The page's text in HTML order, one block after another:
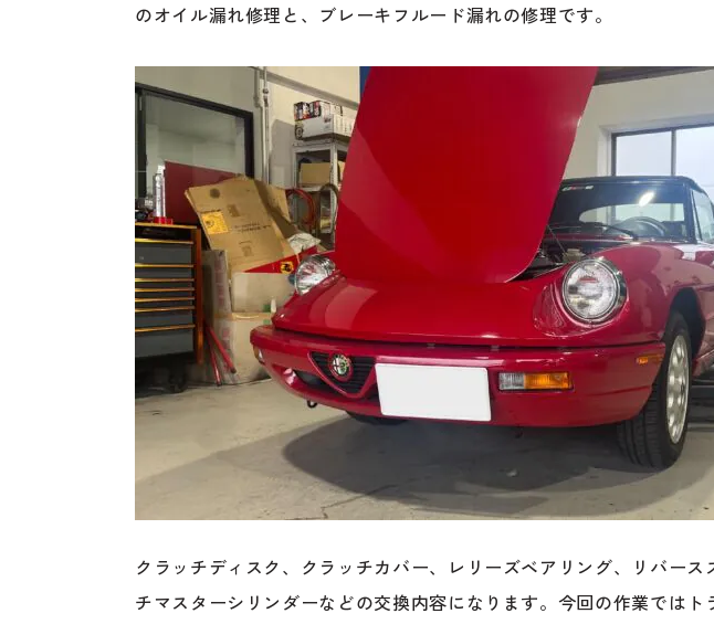
のオイル漏れ修理と、ブレーキフルード漏れの修理です。
クラッチディスク、クラッチカバー、レリーズベアリング、リバー
チマスターシリンダーなどの交換内容になります。今回の作業では